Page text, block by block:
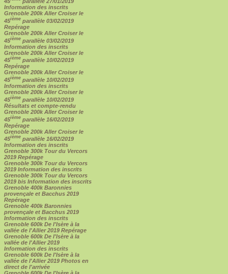
Information des inscrits
Grenoble 200k Aller Croiser le
45ième parallèle 03/02/2019
Repérage
Grenoble 200k Aller Croiser le
45ième parallèle 03/02/2019
Information des inscrits
Grenoble 200k Aller Croiser le
45ième parallèle 10/02/2019
Repérage
Grenoble 200k Aller Croiser le
45ième parallèle 10/02/2019
Information des inscrits
Grenoble 200k Aller Croiser le
45ième parallèle 10/02/2019
Résultats et compte-rendu
Grenoble 200k Aller Croiser le
45ième parallèle 16/02/2019
Repérage
Grenoble 200k Aller Croiser le
45ième parallèle 16/02/2019
Information des inscrits
Grenoble 300k Tour du Vercors
2019 Repérage
Grenoble 300k Tour du Vercors
2019 Information des inscrits
Grenoble 300k Tour du Vercors
2019 bis Information des inscrits
Grenoble 400k Baronnies
provençale et Bacchus 2019
Repérage
Grenoble 400k Baronnies
provençale et Bacchus 2019
Information des inscrits
Grenoble 600k De l'Isère à la
vallée de l'Allier 2019 Repérage
Grenoble 600k De l'Isère à la
vallée de l'Allier 2019
Information des inscrits
Grenoble 600k De l'Isère à la
vallée de l'Allier 2019 Photos en
direct de l'arrivée